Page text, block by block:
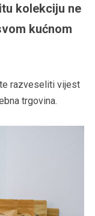
kolekciju ne
kućnom
razveseliti vijest
trgovina.